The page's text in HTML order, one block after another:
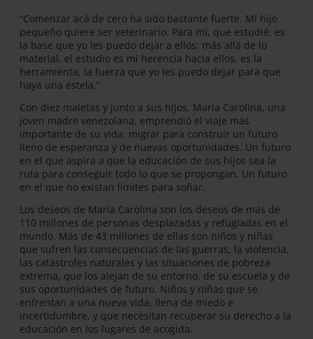
“Comenzar acá de cero ha sido bastante fuerte. Mi hijo
pequeño quiere ser veterinario. Para mí, que estudié, es
la base que yo les puedo dejar a ellos: más allá de lo
material, el estudio es mi herencia hacia ellos, es la
herramienta, la fuerza que yo les puedo dejar para que
haya una estela.”
Con diez maletas y junto a sus hijos, María Carolina, una
joven madre venezolana, emprendió el viaje más
importante de su vida: migrar para construir un futuro
lleno de esperanza y de nuevas oportunidades. Un futuro
en el que aspira a que la educación de sus hijos sea la
ruta para conseguir todo lo que se propongan. Un futuro
en el que no existan límites para soñar.
Los deseos de María Carolina son los deseos de más de
110 millones de personas desplazadas y refugiadas en el
mundo. Más de 43 millones de ellas son niños y niñas
que sufren las consecuencias de las guerras, la violencia,
las catástrofes naturales y las situaciones de pobreza
extrema, que los alejan de su entorno, de su escuela y de
sus oportunidades de futuro. Niños y niñas que se
enfrentan a una nueva vida, llena de miedo e
incertidumbre, y que necesitan recuperar su derecho a la
educación en los lugares de acogida.